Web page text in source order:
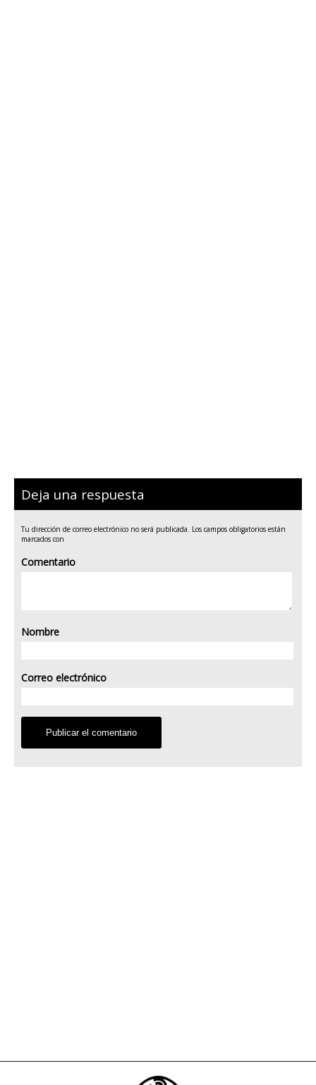
Deja una respuesta
Tu dirección de correo electrónico no será publicada. Los campos obligatorios están
marcados con
Comentario
Nombre
Correo electrónico